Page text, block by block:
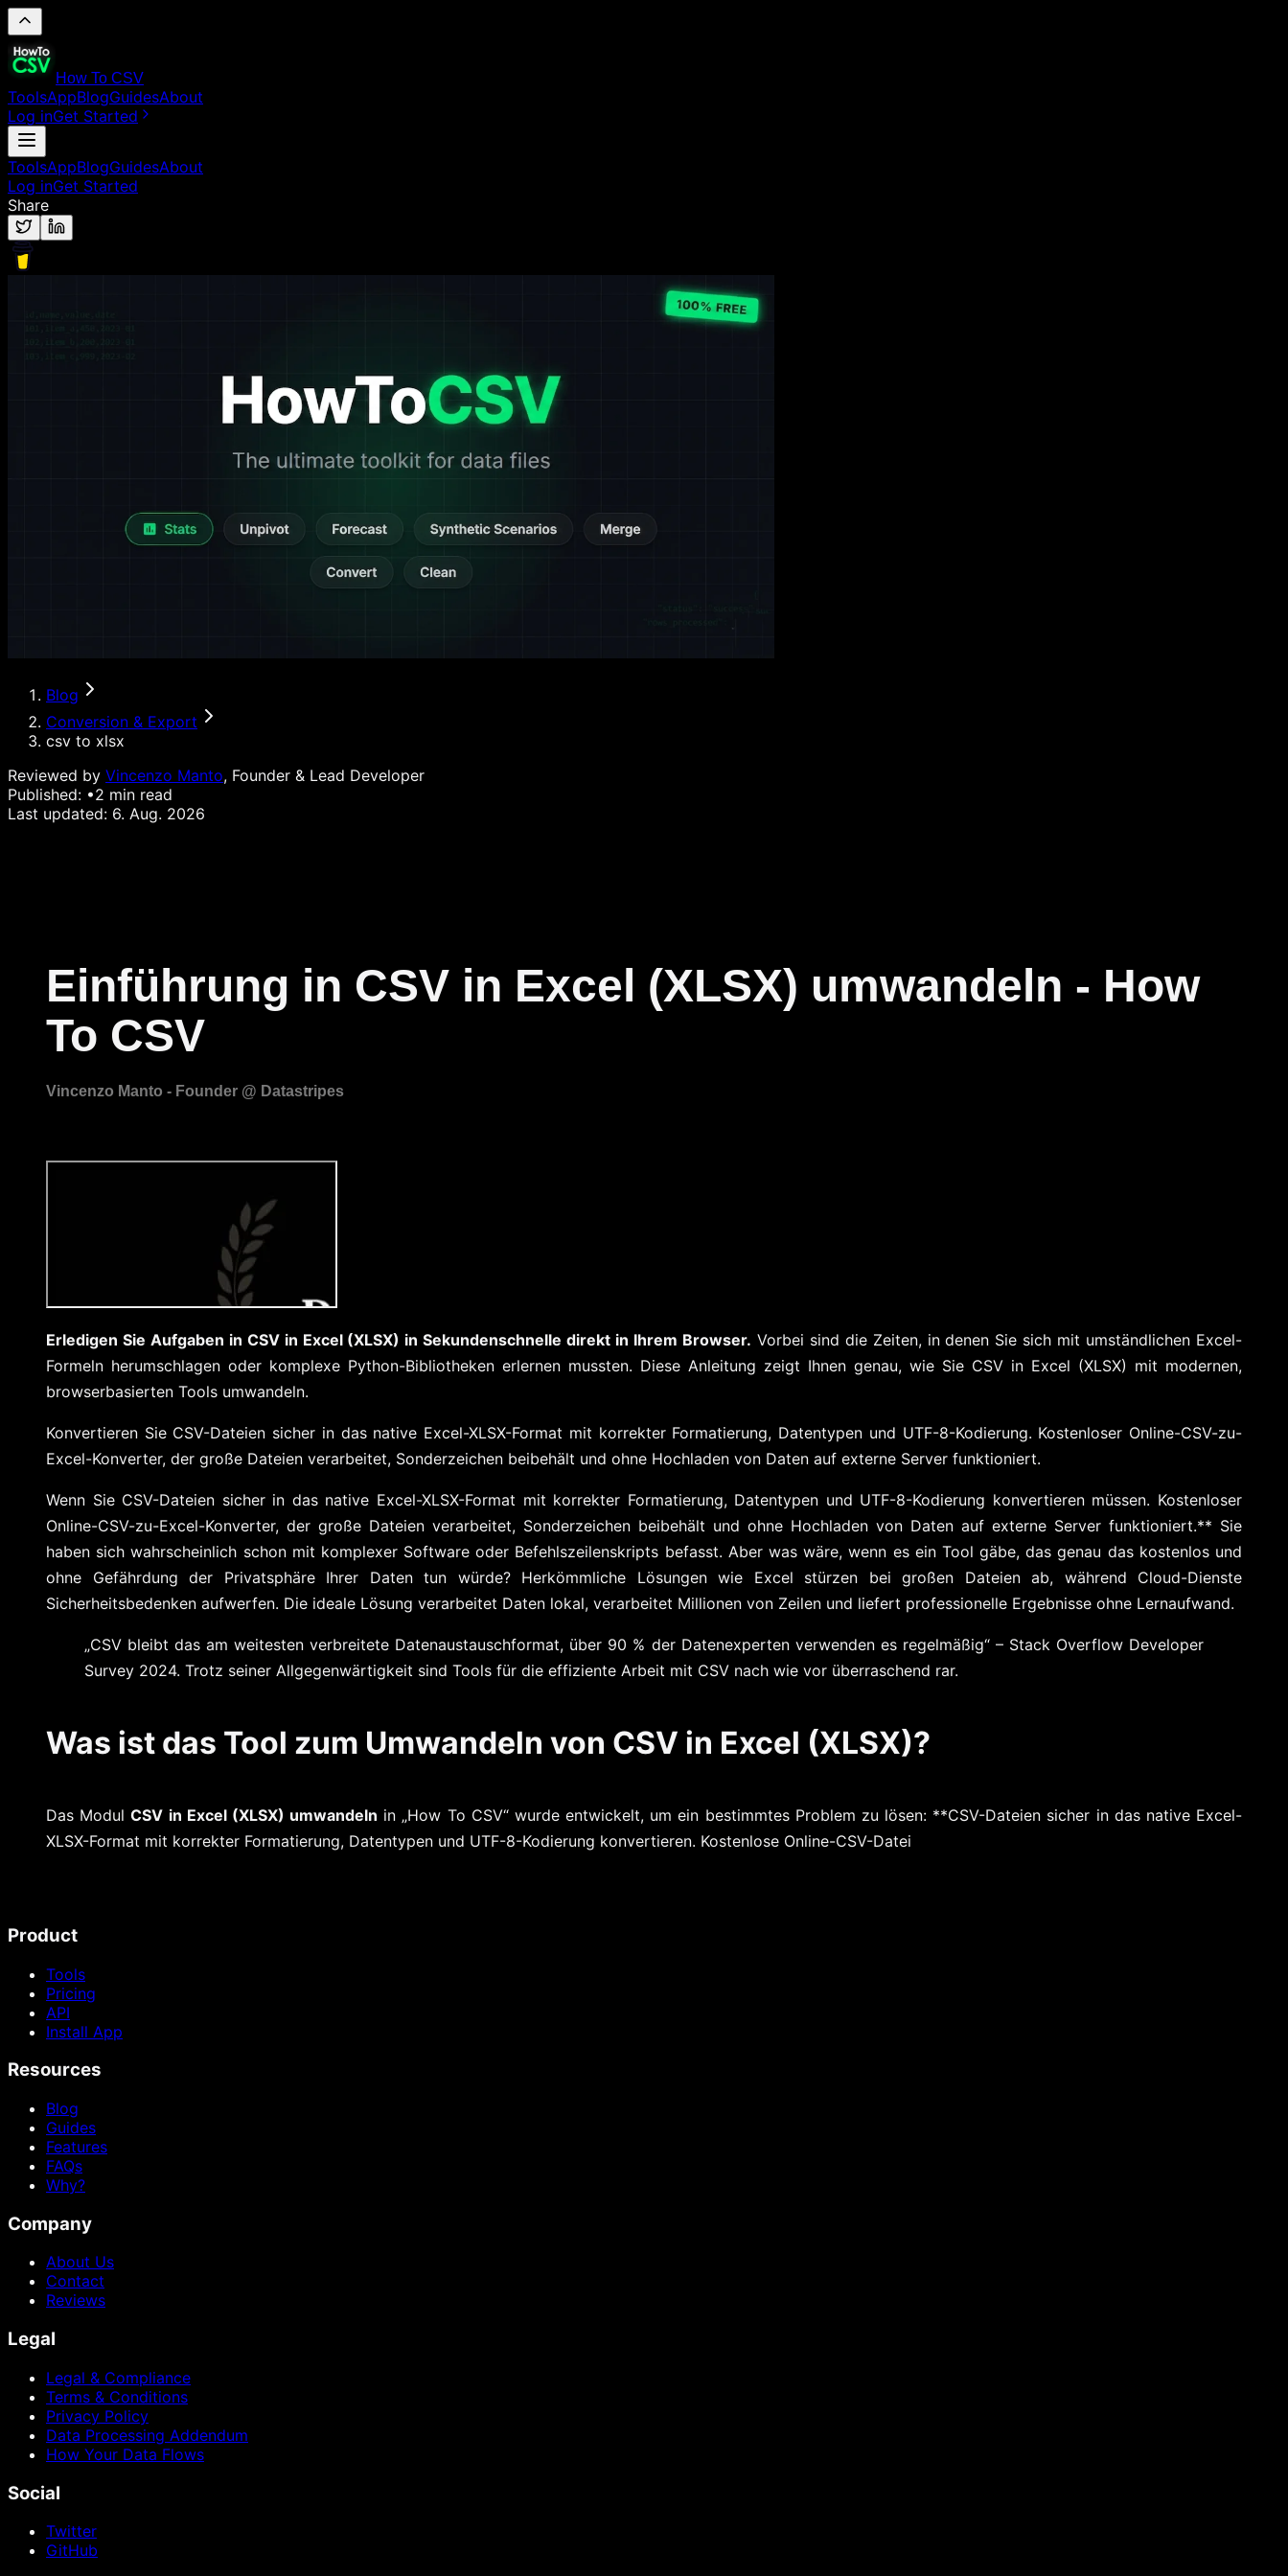
How To CSV
ToolsAppBlogGuidesAbout
Log inGet Started
ToolsAppBlogGuidesAbout
Log inGet Started
Share
Blog
Conversion & Export
csv to xlsx
Reviewed by Vincenzo Manto, Founder & Lead Developer
Published: •2 min read
Last updated: 6. Aug. 2026
Einführung in CSV in Excel (XLSX) umwandeln - How
To CSV
Erledigen Sie Aufgaben in CSV in Excel (XLSX) in Sekundenschnelle direkt in Ihrem Browser. Vorbei sind die Zeiten, in denen Sie sich mit umständlichen Excel-
Formeln herumschlagen oder komplexe Python-Bibliotheken erlernen mussten. Diese Anleitung zeigt Ihnen genau, wie Sie CSV in Excel (XLSX) mit modernen,
browserbasierten Tools umwandeln.
Konvertieren Sie CSV-Dateien sicher in das native Excel-XLSX-Format mit korrekter Formatierung, Datentypen und UTF-8-Kodierung. Kostenloser Online-CSV-zu-
Excel-Konverter, der große Dateien verarbeitet, Sonderzeichen beibehält und ohne Hochladen von Daten auf externe Server funktioniert.
Wenn Sie CSV-Dateien sicher in das native Excel-XLSX-Format mit korrekter Formatierung, Datentypen und UTF-8-Kodierung konvertieren müssen. Kostenloser
Online-CSV-zu-Excel-Konverter, der große Dateien verarbeitet, Sonderzeichen beibehält und ohne Hochladen von Daten auf externe Server funktioniert.** Sie
haben sich wahrscheinlich schon mit komplexer Software oder Befehlszeilenskripts befasst. Aber was wäre, wenn es ein Tool gäbe, das genau das kostenlos und
ohne Gefährdung der Privatsphäre Ihrer Daten tun würde? Herkömmliche Lösungen wie Excel stürzen bei großen Dateien ab, während Cloud-Dienste
Sicherheitsbedenken aufwerfen. Die ideale Lösung verarbeitet Daten lokal, verarbeitet Millionen von Zeilen und liefert professionelle Ergebnisse ohne Lernaufwand.
„CSV bleibt das am weitesten verbreitete Datenaustauschformat, über 90 % der Datenexperten verwenden es regelmäßig“ – Stack Overflow Developer
Survey 2024. Trotz seiner Allgegenwärtigkeit sind Tools für die effiziente Arbeit mit CSV nach wie vor überraschend rar.
Was ist das Tool zum Umwandeln von CSV in Excel (XLSX)?
Das ModulCSV in Excel (XLSX) umwandeln in „How To CSV“ wurde entwickelt, um ein bestimmtes Problem zu lösen: **CSV-Dateien sicher in das native Excel-
XLSX-Format mit korrekter Formatierung, Datentypen und UTF-8-Kodierung konvertieren. Kostenlose Online-CSV-Datei
Product
Tools
Pricing
API
Install App
Resources
Blog
Guides
Features
FAQs
Why?
Company
About Us
Contact
Reviews
Legal
Legal & Compliance
Terms & Conditions
Privacy Policy
Data Processing Addendum
How Your Data Flows
Social
Twitter
GitHub